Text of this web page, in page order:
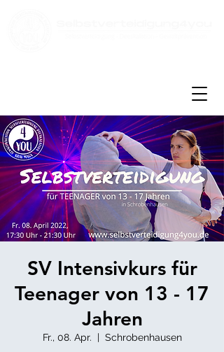
SV Intensivkurs für
Teenager von 13 - 17
Jahren
Fr., 08. Apr.
  |
Schrobenhausen